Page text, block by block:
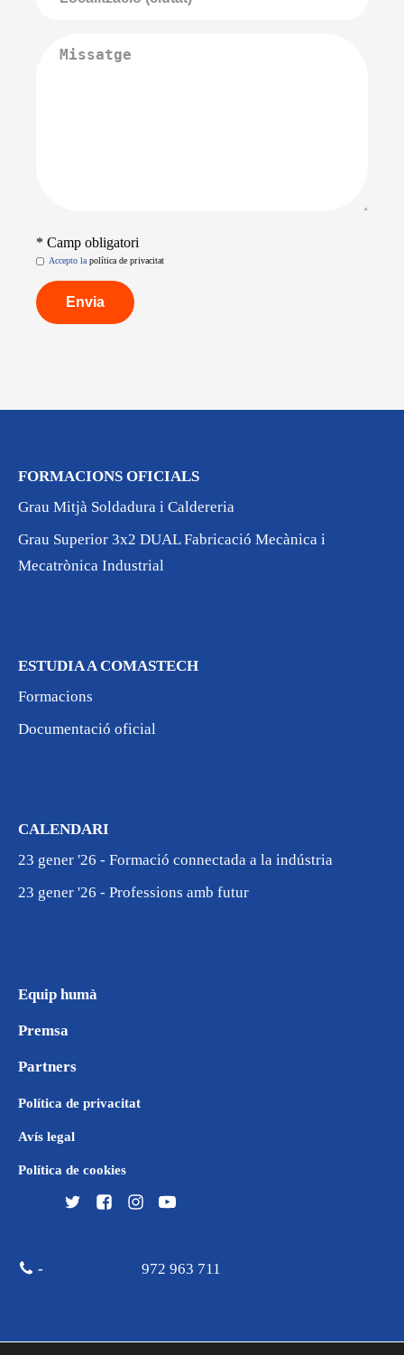
* Camp obligatori
Accepto lapolítica de privacitat
FORMACIONS OFICIALS
Grau Mitjà Soldadura i Caldereria
Grau Superior 3x2 DUAL Fabricació Mecànica i
Mecatrònica Industrial
ESTUDIA A COMASTECH
Formacions
Documentació oficial
CALENDARI
23 gener '26 - Formació connectada a la indústria
23 gener '26 - Professions amb futur
Equip humà
Premsa
Partners
Política de privacitat
Avís legal
Política de cookies
- 972 963 711